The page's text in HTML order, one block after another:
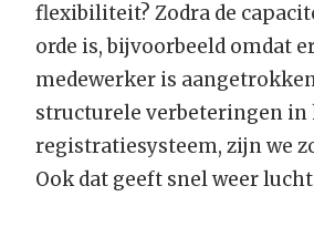
flexibiliteit? Zodra de
orde is, bijvoorbeeld omdat
medewerker is
structurele verbeteringen in
registratiesysteem, zijn we
Ook dat geeft snel weer